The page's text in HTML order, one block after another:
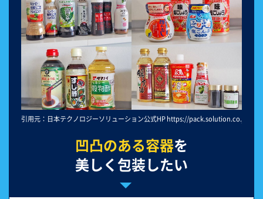
引用元：日本テクノロジーソリューション公式HP https://pack.solution.co.jp/
凹凸のある容器を
美しく包装したい